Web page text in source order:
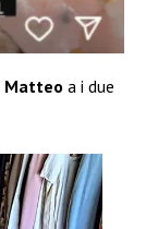
Matteo a i due